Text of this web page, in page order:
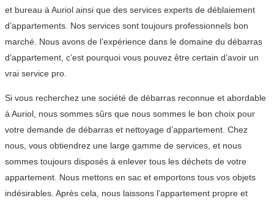
et bureau à Auriol ainsi que des services experts de déblaiement
d’appartements. Nos services sont toujours professionnels bon
marché. Nous avons de l’expérience dans le domaine du débarras
d’appartement, c’est pourquoi vous pouvez être certain d’avoir un
vrai service pro.
Si vous recherchez une société de débarras reconnue et abordable
à Auriol, nous sommes sûrs que nous sommes le bon choix pour
votre demande de débarras et nettoyage d’appartement. Chez
nous, vous obtiendrez une large gamme de services, et nous
sommes toujours disposés à enlever tous les déchets de votre
appartement. Nous mettons en sac et emportons tous vos objets
indésirables. Après cela, nous laissons l’appartement propre et